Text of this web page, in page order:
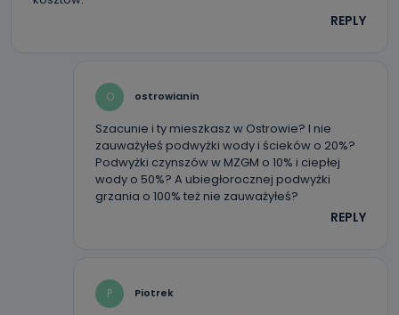
Telewizja Kablowa Pro-Art z siedzibą w miejscowości
Ostrów Wielkopolski (63-400) przy ul. Wolności 19 nie
przekazuje Państwa danych osobowych podmiotom
trzecim, jak również nie są one wykorzystywane w
procesach zautomatyzowanego profilowania.
Co mogą Państwo zrobić z
przekazanymi nam danymi?
Po wyrażeniu zgody na przetwarzanie danych osobowych,
żądania ich sprostowania, usunięcia danych,
ograniczenia ich przetwarzania oraz prawo wniesienia
sprzeciwu wobec ich przetwarzania.
REPLY
O ostrowianin
Szacunie i ty mieszkasz w Ostrowie? I nie
zauważyłeś podwyżki wody i ścieków o 20%?
Podwyżki czynszów w MZGM o 10% i ciepłej
wody o 50%? A ubiegłorocznej podwyżki
grzania o 100% też nie zauważyłeś?
REPLY
P Piotrek